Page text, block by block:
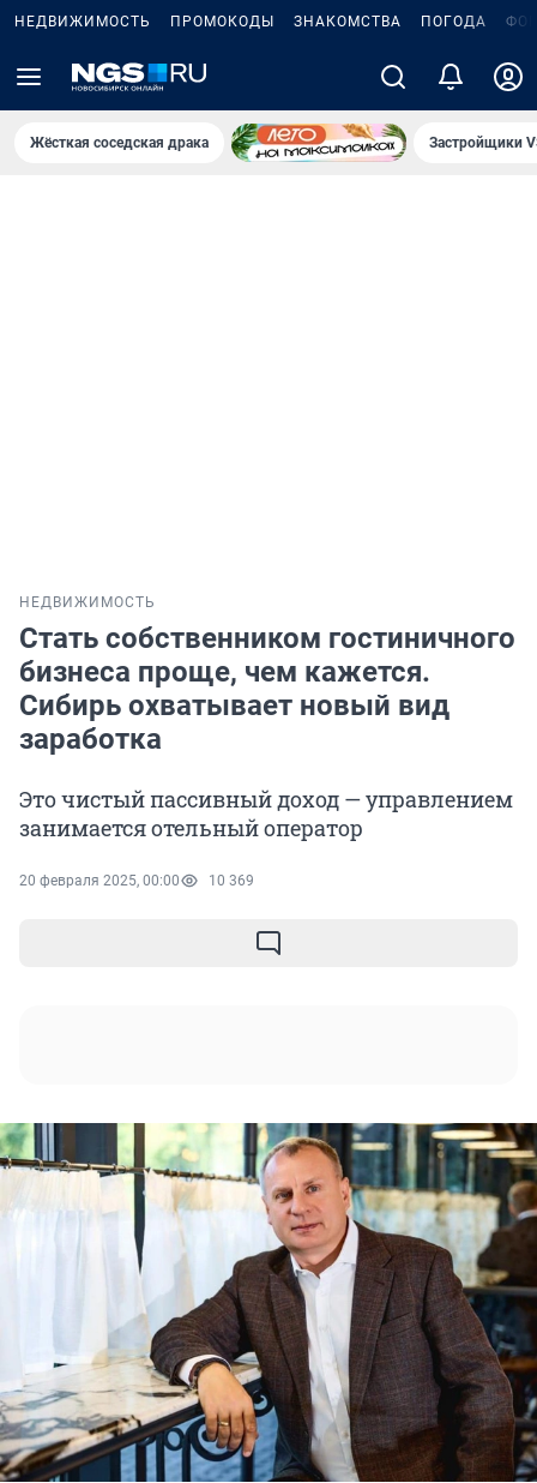
НЕДВИЖИМОСТЬ ПРОМОКОДЫ ЗНАКОМСТВА ПОГОДА
Жёсткая соседская драка Застройщики
НЕДВИЖИМОСТЬ
Стать собственником гостиничного
бизнеса проще, чем кажется.
Сибирь охватывает новый вид
заработка
Это чистый пассивный доход — управлением
занимается отельный оператор
20 февраля 2025, 00:00 10 369